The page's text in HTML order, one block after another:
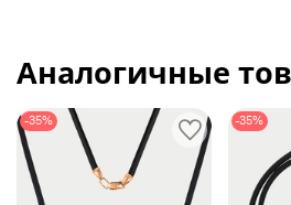
Аналогичные
-35% -35%